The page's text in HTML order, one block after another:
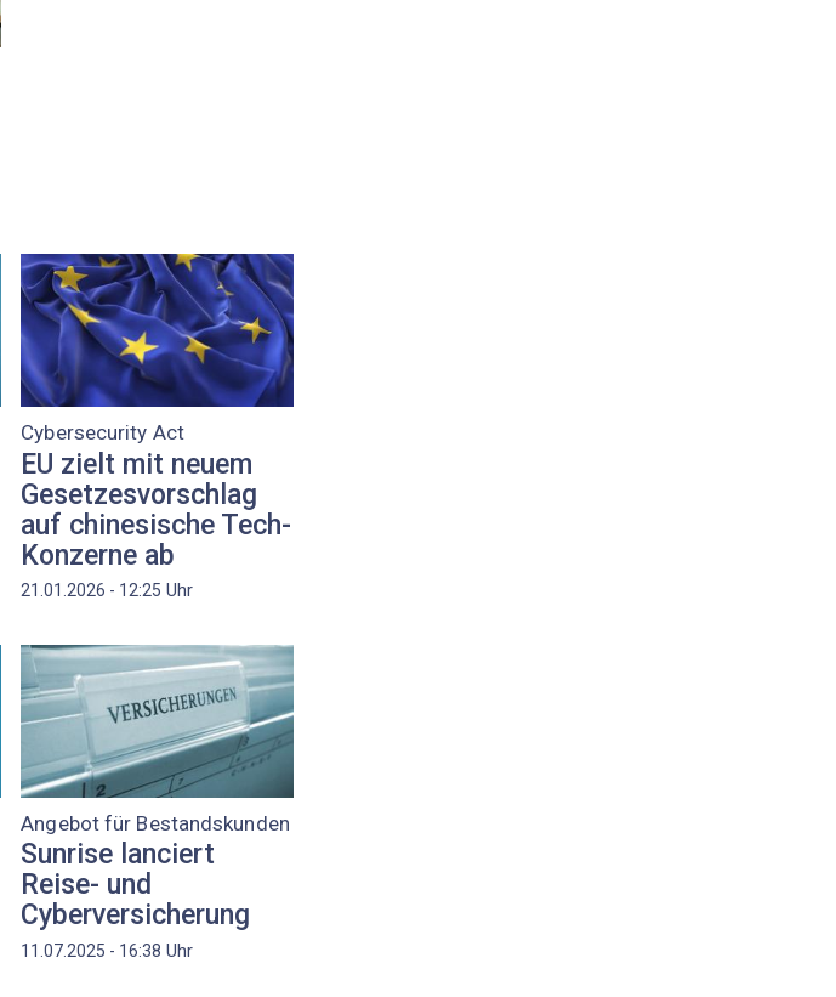
Cybersecurity Act
EU zielt mit neuem
Gesetzesvorschlag
auf chinesische Tech-
Konzerne ab
21.01.2026 - 12:25 Uhr
Angebot für Bestandskunden
Sunrise lanciert
Reise- und
Cyberversicherung
11.07.2025 - 16:38 Uhr